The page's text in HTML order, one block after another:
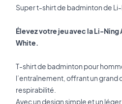
Super t-shirt de badminton de Li-
Élevez votre jeu avec la Li-Ning
White.
T-shirt de badminton pour
l’entraînement, offrant un grand
respirabilité.
Avec un design simple et un